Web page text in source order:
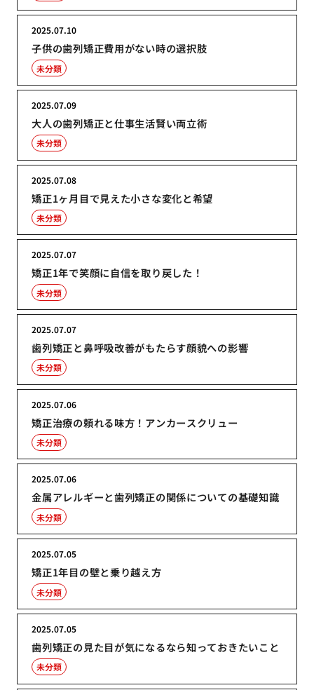
子供の歯列矯正費用がない時の選択肢
2025.07.10
未分類
大人の歯列矯正と仕事生活賢い両立術
2025.07.09
未分類
矯正1ヶ月目で見えた小さな変化と希望
2025.07.08
未分類
矯正1年で笑顔に自信を取り戻した！
2025.07.07
未分類
歯列矯正と鼻呼吸改善がもたらす顔貌への影響
2025.07.07
未分類
矯正治療の頼れる味方！アンカースクリュー
2025.07.06
未分類
金属アレルギーと歯列矯正の関係についての基礎知識
2025.07.06
未分類
矯正1年目の壁と乗り越え方
2025.07.05
未分類
歯列矯正の見た目が気になるなら知っておきたいこと
2025.07.05
未分類